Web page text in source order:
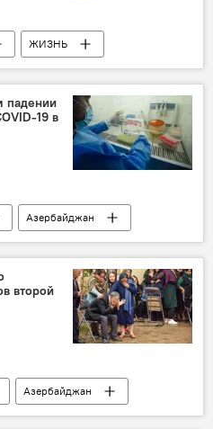
ЖИЗНЬ
падении
19 в
Азербайджан
второй
Азербайджан
список